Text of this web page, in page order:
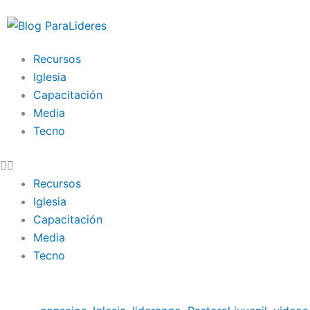
al
Recursos
Iglesia
Capacitación
Media
Tecno
Recursos
Iglesia
Capacitación
Media
Tecno